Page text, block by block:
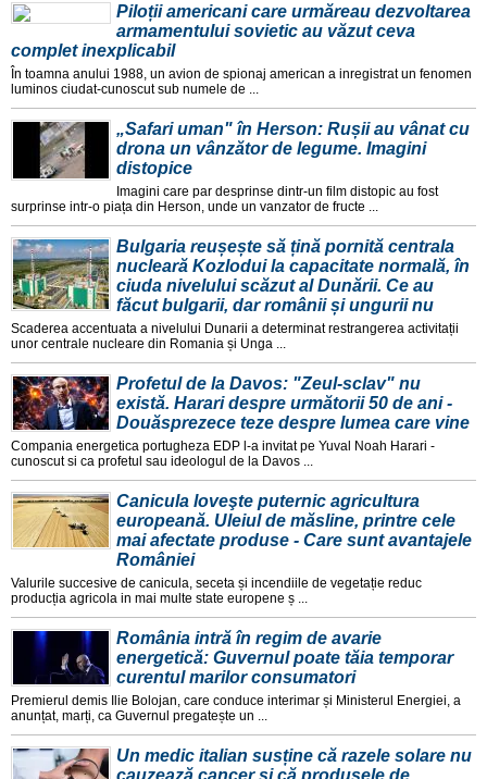
Piloții americani care urmăreau dezvoltarea
armamentului sovietic au văzut ceva
complet inexplicabil
În toamna anului 1988, un avion de spionaj american a inregistrat un fenomen
luminos ciudat-cunoscut sub numele de ...
„Safari uman" în Herson: Rușii au vânat cu
drona un vânzător de legume. Imagini
distopice
Imagini care par desprinse dintr-un film distopic au fost
surprinse intr-o piața din Herson, unde un vanzator de fructe ...
Bulgaria reușește să țină pornită centrala
nucleară Kozlodui la capacitate normală, în
ciuda nivelului scăzut al Dunării. Ce au
făcut bulgarii, dar românii și ungurii nu
Scaderea accentuata a nivelului Dunarii a determinat restrangerea activitații
unor centrale nucleare din Romania și Unga ...
Profetul de la Davos: "Zeul-sclav" nu
există. Harari despre următorii 50 de ani -
Douăsprezece teze despre lumea care vine
Compania energetica portugheza EDP l-a invitat pe Yuval Noah Harari -
cunoscut si ca profetul sau ideologul de la Davos ...
Canicula loveşte puternic agricultura
europeană. Uleiul de măsline, printre cele
mai afectate produse - Care sunt avantajele
României
Valurile succesive de canicula, seceta și incendiile de vegetație reduc
producția agricola in mai multe state europene ș ...
România intră în regim de avarie
energetică: Guvernul poate tăia temporar
curentul marilor consumatori
Premierul demis Ilie Bolojan, care conduce interimar și Ministerul Energiei, a
anunțat, marți, ca Guvernul pregatește un ...
Un medic italian susține că razele solare nu
cauzează cancer și că produsele de